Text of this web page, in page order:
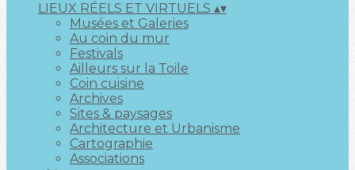
LIEUX RÉELS ET VIRTUELS ▴▾
Musées et Galeries
Au coin du mur
Festivals
Ailleurs sur la Toile
Coin cuisine
Archives
Sites & paysages
Architecture et Urbanisme
Cartographie
Associations